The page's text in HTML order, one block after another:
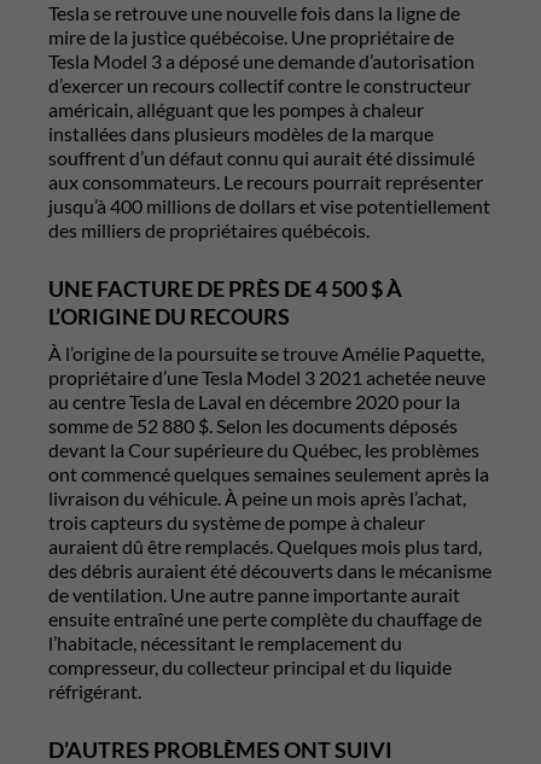
Tesla se retrouve une nouvelle fois dans la ligne de
mire de la justice québécoise. Une propriétaire de
Tesla Model 3 a déposé une demande d’autorisation
d’exercer un recours collectif contre le constructeur
américain, alléguant que les pompes à chaleur
installées dans plusieurs modèles de la marque
souffrent d’un défaut connu qui aurait été dissimulé
aux consommateurs. Le recours pourrait représenter
jusqu’à 400 millions de dollars et vise potentiellement
des milliers de propriétaires québécois.
UNE FACTURE DE PRÈS DE 4 500 $ À
L’ORIGINE DU RECOURS
À l’origine de la poursuite se trouve Amélie Paquette,
propriétaire d’une Tesla Model 3 2021 achetée neuve
au centre Tesla de Laval en décembre 2020 pour la
somme de 52 880 $. Selon les documents déposés
devant la Cour supérieure du Québec, les problèmes
ont commencé quelques semaines seulement après la
livraison du véhicule. À peine un mois après l’achat,
trois capteurs du système de pompe à chaleur
auraient dû être remplacés. Quelques mois plus tard,
des débris auraient été découverts dans le mécanisme
de ventilation. Une autre panne importante aurait
ensuite entraîné une perte complète du chauffage de
l’habitacle, nécessitant le remplacement du
compresseur, du collecteur principal et du liquide
réfrigérant.
D’AUTRES PROBLÈMES ONT SUIVI